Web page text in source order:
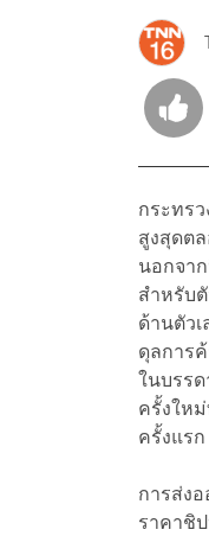
กระทร
สูงสุดต
นอกจา
สำหรับ
ด้านตัว
ดุลการ
ในบรร
ครั้งให
ครั้งแรก
การส่ง
ราคาชิ